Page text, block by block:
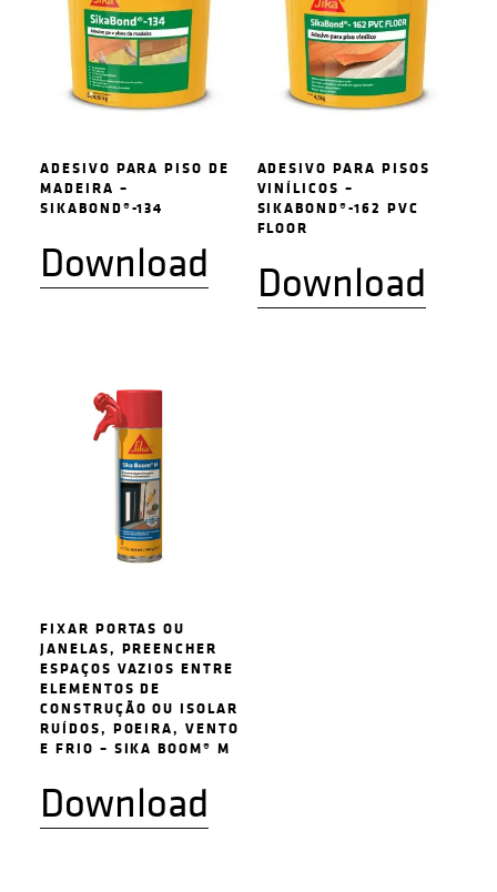
ADESIVO PARA PISO DE
MADEIRA –
SIKABOND®-134
Download
ADESIVO PARA PISOS
VINÍLICOS –
SIKABOND®-162 PVC
FLOOR
Download
FIXAR PORTAS OU
JANELAS, PREENCHER
ESPAÇOS VAZIOS ENTRE
ELEMENTOS DE
CONSTRUÇÃO OU ISOLAR
RUÍDOS, POEIRA, VENTO
E FRIO – SIKA BOOM® M
Download